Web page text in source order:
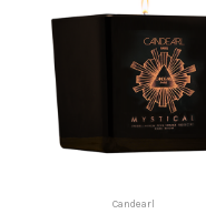
Candearl